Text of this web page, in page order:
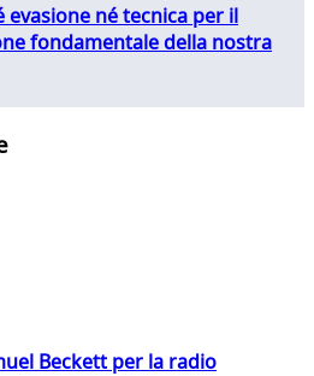
evasione né tecnica per il
fondamentale della nostra
Beckett per la radio